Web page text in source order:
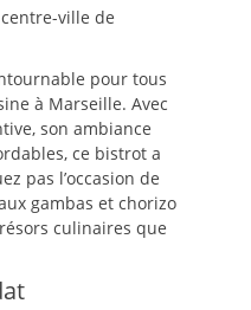
ville de
pour tous
à Marseille. Avec
son ambiance
ce bistrot a
pas l’occasion de
gambas et chorizo
culinaires que